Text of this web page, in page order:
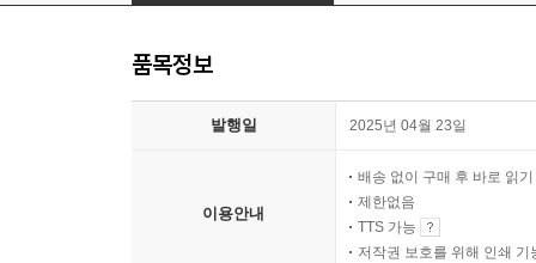
품목정보
발행일 2025년 04월 23일
이용안내
배송 없이 구매 후 바로 읽기
제한없음
TTS 가능
저작권 보호를 위해 인쇄 기